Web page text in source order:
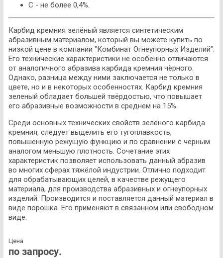
C - не более 0,4%.
Карбид кремния зелёный является синтетическим
абразивным материалом, который вы можете купить по
низкой цене в компании "Комбинат Огнеупорных Изделий".
Его технические характеристики не особенно отличаются
от аналогичного абразива карбида кремния чёрного.
Однако, разница между ними заключается не только в
цвете, но и в некоторых особенностях. Карбид кремния
зеленый обладает большей твёрдостью, что повышает
его абразивные возможности в среднем на 15%.
Среди основных технических свойств зелёного карбида
кремния, следует выделить его тугоплавкость,
повышенную режущую функцию и по сравнении с чёрным
аналогом меньшую плотность. Сочетание этих
характеристик позволяет использовать данный абразив
во многих сферах тяжёлой индустрии. Отлично подходит
для обрабатывающих целей, в качестве режущего
материала, для производства абразивных и огнеупорных
изделий. Производится и поставляется данный материал в
виде порошка. Его применяют в связанном или свободном
виде.
Цена
по запросу.